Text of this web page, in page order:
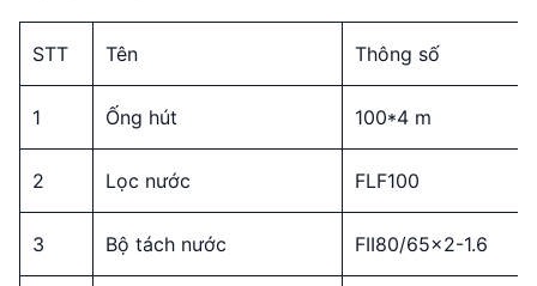
STT Tên Thông số
1 Ống hút 100*4 m
2 Lọc nước FLF100
3 Bộ tách nước FII80/65×2-1.6